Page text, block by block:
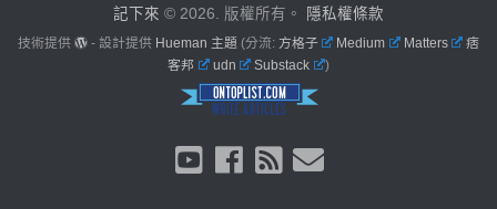
記下來 © 2026. 版權所有。 隱私權條款
技術提供 - 設計提供 Hueman 主題 (分流: 方格子 Medium Matters
痞
客邦
udn Substack )